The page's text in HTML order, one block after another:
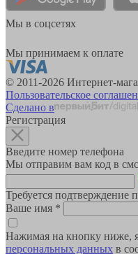
Мы в соцсетях
Мы принимаем к оплате
© 2011-2026 Интернет-
Пользовательское
Сделано в
Регистрация
Введите номер телефона
Мы отправим вам код в
Требуется подтверждение
Ваше имя *
Нажимая на кнопку ниже,
персональных данных в